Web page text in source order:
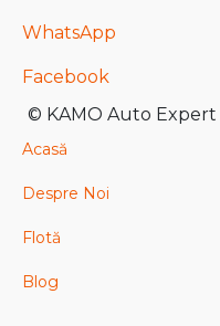
WhatsApp
Facebook
© KAMO Auto
Acasă
Despre Noi
Flotă
Blog